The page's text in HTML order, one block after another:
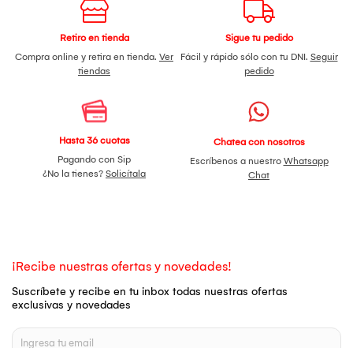
Retiro en tienda
Compra online y retira en tienda. Ver
tiendas
Sigue tu pedido
Fácil y rápido sólo con tu DNI. Seguir
pedido
Hasta 36 cuotas
Pagando con Sip
¿No la tienes? Solicítala
Chatea con nosotros
Escríbenos a nuestro Whatsapp
Chat
¡Recibe nuestras ofertas y novedades!
Suscríbete y recibe en tu inbox todas nuestras ofertas
exclusivas y novedades